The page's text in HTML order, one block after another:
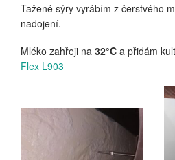
Tažené sýry vyrábím z čerstvého
nadojení.
Mléko zahřeji na 32°C a přidám
Flex L903